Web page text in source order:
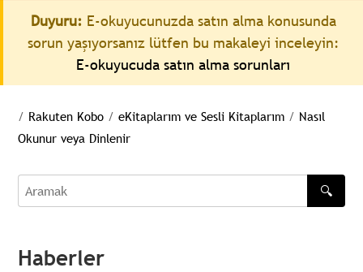
Duyuru: E-okuyucunuzda satın alma konusunda
sorun yaşıyorsanız lütfen bu makaleyi inceleyin:
E-okuyucuda satın alma sorunları
/ Rakuten Kobo / eKitaplarım ve Sesli Kitaplarım / Nasıl
Okunur veya Dinlenir
Aramak
🔍
Haberler